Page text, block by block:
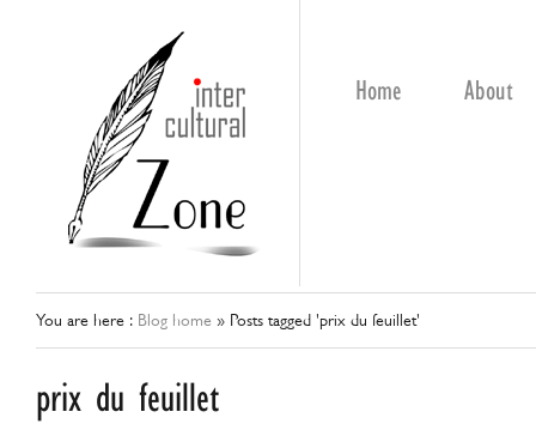
Home About
You are here : Blog home » Posts tagged 'prix du feuillet'
prix du feuillet